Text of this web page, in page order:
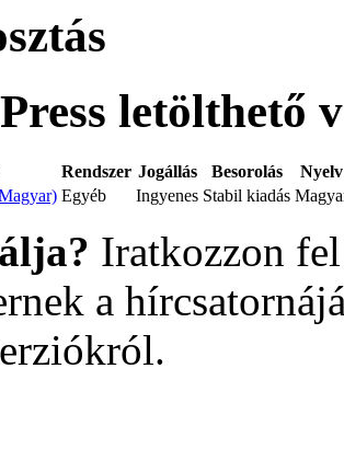
letölthető
Rendszer Jogállás Besorolás
Nyelv
Egyéb Ingyenes Stabil kiadás
Iratkozzon
a